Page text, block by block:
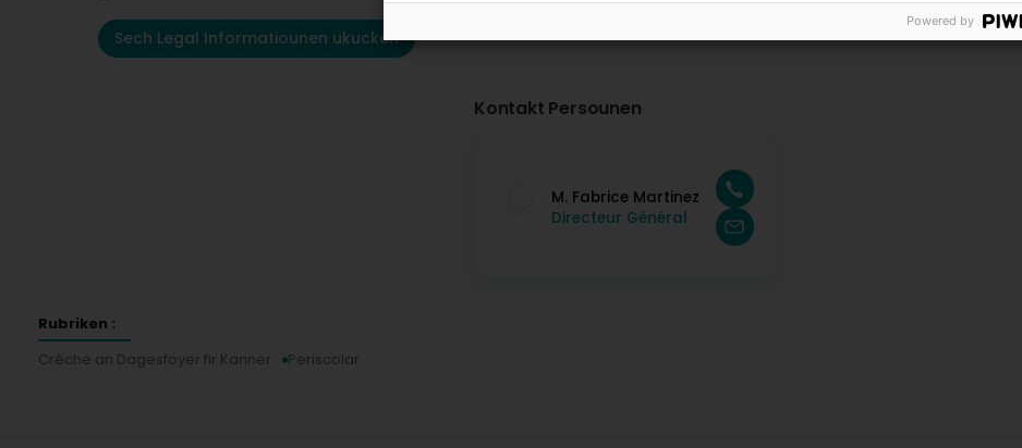
Sech Legal Informatiounen ukucken
Kontakt Persounen
M. Fabrice Martinez
Directeur Général
Rubriken :
Crèche an Dagesfoyer fir Kanner
Periscolar
Powered by